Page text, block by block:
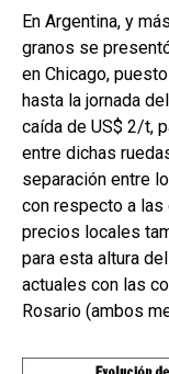
En Argentina, y
granos se
en Chicago,
hasta la jornada
caída de US$ 2/t,
entre dichas
separación entre
con respecto a
precios locales
para esta altura
actuales con las
Rosario (ambos